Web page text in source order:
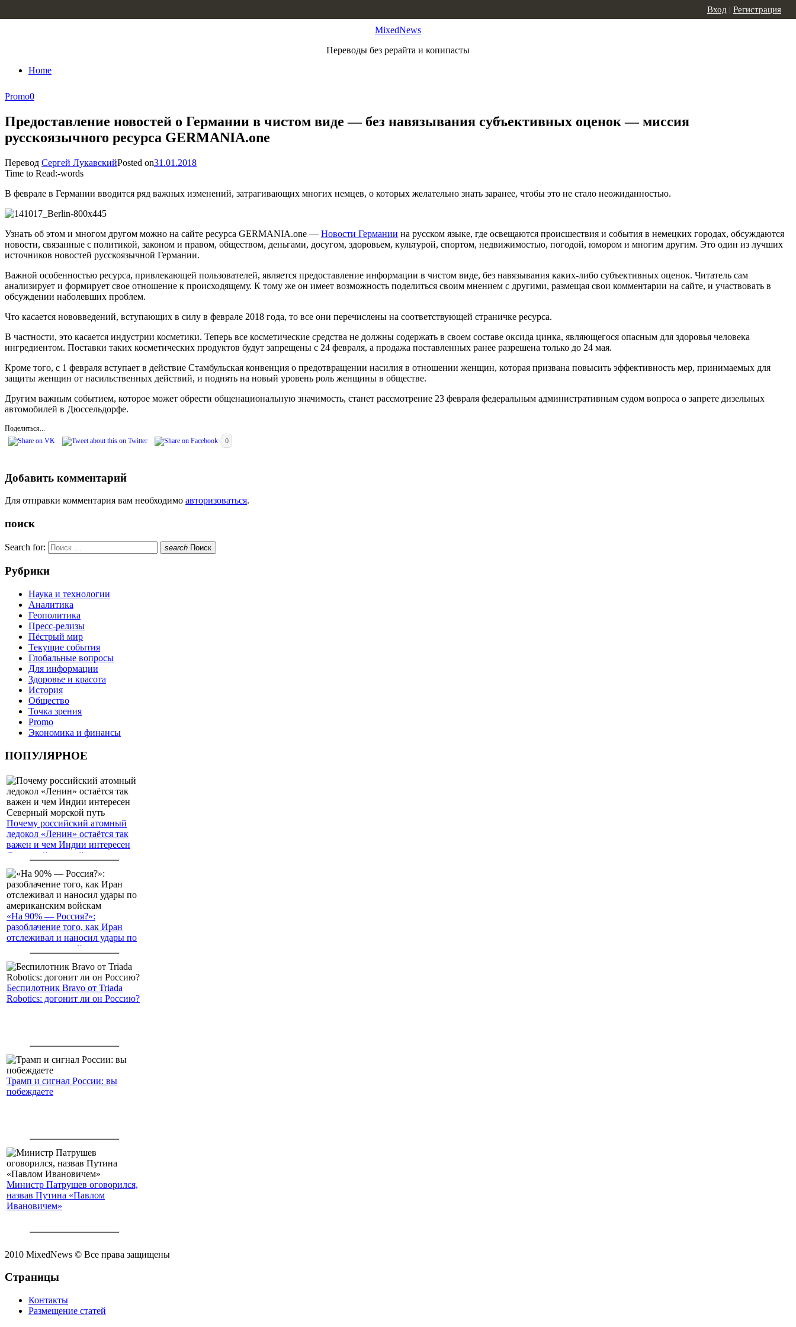
MixedNews
Переводы без рерайта и копипасты
Home
Вход | Регистрация
Promo0
Предоставление новостей о Германии в чистом виде — без навязывания субъективных оценок — миссия
русскоязычного ресурса GERMANIA.one
Перевод Сергей ЛукавскийPosted on31.01.2018
Time to Read:-words
В феврале в Германии вводится ряд важных изменений, затрагивающих многих немцев, о которых желательно знать заранее, чтобы это не стало неожиданностью.
Узнать об этом и многом другом можно на сайте ресурса GERMANIA.one — Новости Германии на русском языке, где освещаются происшествия и события в немецких городах, обсуждаются
новости, связанные с политикой, законом и правом, обществом, деньгами, досугом, здоровьем, культурой, спортом, недвижимостью, погодой, юмором и многим другим. Это один из лучших
источников новостей русскоязычной Германии.
Важной особенностью ресурса, привлекающей пользователей, является предоставление информации в чистом виде, без навязывания каких-либо субъективных оценок. Читатель сам
анализирует и формирует свое отношение к происходящему. К тому же он имеет возможность поделиться своим мнением с другими, размещая свои комментарии на сайте, и участвовать в
обсуждении наболевших проблем.
Что касается нововведений, вступающих в силу в феврале 2018 года, то все они перечислены на соответствующей страничке ресурса.
В частности, это касается индустрии косметики. Теперь все косметические средства не должны содержать в своем составе оксида цинка, являющегося опасным для здоровья человека
ингредиентом. Поставки таких косметических продуктов будут запрещены с 24 февраля, а продажа поставленных ранее разрешена только до 24 мая.
Кроме того, с 1 февраля вступает в действие Стамбульская конвенция о предотвращении насилия в отношении женщин, которая призвана повысить эффективность мер, принимаемых для
защиты женщин от насильственных действий, и поднять на новый уровень роль женщины в обществе.
Другим важным событием, которое может обрести общенациональную значимость, станет рассмотрение 23 февраля федеральным административным судом вопроса о запрете дизельных
автомобилей в Дюссельдорфе.
Поделиться...
0
Добавить комментарий
Для отправки комментария вам необходимо авторизоваться.
поиск
Search for: search Поиск
Рубрики
Наука и технологии
Аналитика
Геополитика
Пресс-релизы
Пёстрый мир
Текущие события
Глобальные вопросы
Для информации
Здоровье и красота
История
Общество
Точка зрения
Promo
Экономика и финансы
ПОПУЛЯРНОЕ
Почему российский атомный
ледокол «Ленин» остаётся так
важен и чем Индии интересен
Северный морской путь
«На 90% — Россия?»:
разоблачение того, как Иран
отслеживал и наносил удары по
американским войскам
Беспилотник Bravo от Triada
Robotics: догонит ли он Россию?
Трамп и сигнал России: вы
побеждаете
Министр Патрушев оговорился,
назвав Путина «Павлом
Ивановичем»
2010 MixedNews © Все права защищены
Страницы
Контакты
Размещение статей